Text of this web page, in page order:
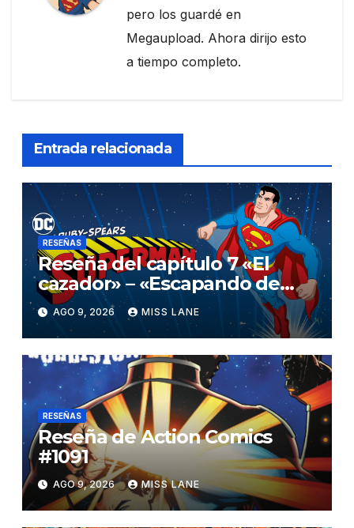
pero los guardé en
Megaupload. Ahora dirijo esto
a tiempo completo.
Entrada relacionada
RESEÑAS
Reseña del capítulo 7 «El
cazador» – «Escapando de
casa» de «Superman»
AGO 9, 2026 MISS LANE
RESEÑAS
Reseña de Action Comics
#1091
AGO 9, 2026 MISS LANE